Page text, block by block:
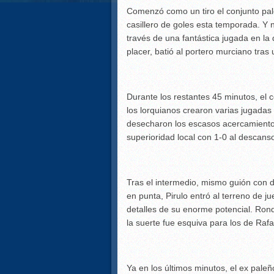
Comenzó como un tiro el conjunto
casillero de goles esta temporada. Y
través de una fantástica jugada en
placer, batió al portero murciano
Durante los restantes 45 minutos, el
los lorquianos crearon varias
desecharon los escasos
superioridad local con 1-0 al
Tras el intermedio, mismo guión con
en punta, Pirulo entró al terreno de
detalles de su enorme potencial.
la suerte fue esquiva para los de
Ya en los últimos minutos, el ex